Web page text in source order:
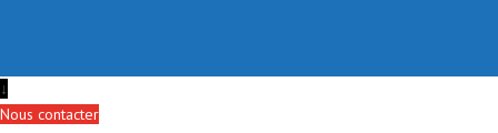
↓
Nous contacter